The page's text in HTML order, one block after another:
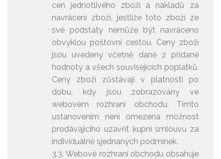
cen jednotlivého zboží a nákladů za
navrácení zboží, jestliže toto zboží ze
své podstaty nemůže být navráceno
obvyklou poštovní cestou. Ceny zboží
jsou uvedeny včetně daně z přidané
hodnoty a všech souvisejících poplatků.
Ceny zboží zůstávají v platnosti po
dobu, kdy jsou zobrazovány ve
webovém rozhraní obchodu. Tímto
ustanovením není omezena možnost
prodávajícího uzavřít kupní smlouvu za
individuálně sjednaných podmínek.
3.3. Webové rozhraní obchodu obsahuje